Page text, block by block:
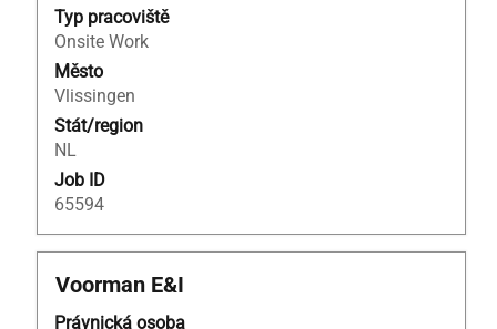
Typ pracoviště
Onsite Work
Město
Vlissingen
Stát/region
NL
Job ID
65594
profesi.
Titul
Voorman E&I
Právnická osoba
Vyberte